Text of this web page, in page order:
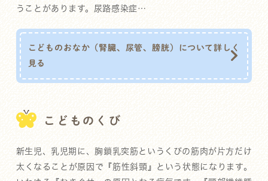
うことがあります。尿路感染症…
こどものおなか（腎臓、尿管、膀胱）について詳しく
見る
こどものくび
新生児、乳児期に、胸鎖乳突筋というくびの筋肉が片方だけ
太くなることが原因で『筋性斜頸』という状態になります。